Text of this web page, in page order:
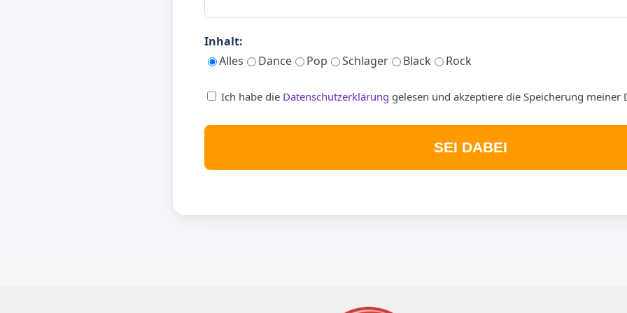
Inhalt:
Alles
Dance Pop Schlager Black Rock
Ich habe die Datenschutzerklärung gelesen und akzeptiere die Speicherung meiner
SEI DABEI